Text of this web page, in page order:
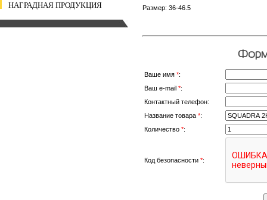
НАГРАДНАЯ ПРОДУКЦИЯ
Размер: 36-46.5
Ваше имя *:
Ваш e-mail *:
Контактный телефон:
Название товара *:
Количество *:
Код безопасности *: